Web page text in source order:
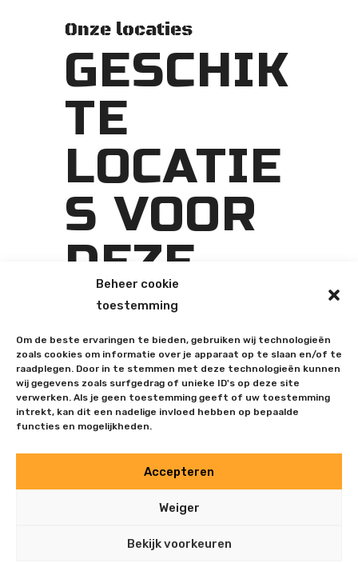
Beheer cookie
toestemming
Om de beste ervaringen te bieden, gebruiken wij technologieën
zoals cookies om informatie over je apparaat op te slaan en/of te
raadplegen. Door in te stemmen met deze technologieën kunnen
wij gegevens zoals surfgedrag of unieke ID's op deze site
verwerken. Als je geen toestemming geeft of uw toestemming
intrekt, kan dit een nadelige invloed hebben op bepaalde
functies en mogelijkheden.
Accepteren
Weiger
Bekijk voorkeuren
Onze locaties
GESCHIK
TE
LOCATIE
S VOOR
DEZE
ACTIVIT
EIT